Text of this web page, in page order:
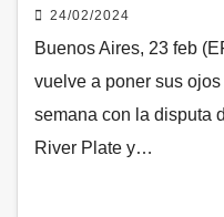
24/02/2024
Buenos Aires, 23 feb
vuelve a poner sus
semana con la disputa
River Plate y…